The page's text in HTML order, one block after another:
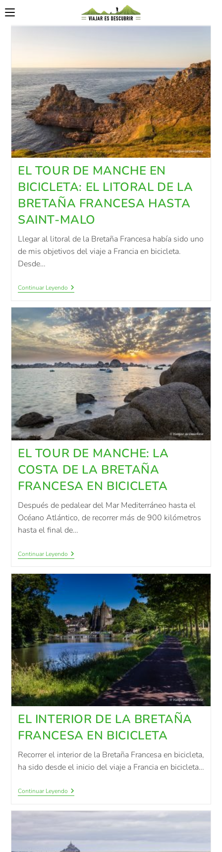
EL TOUR DE MANCHE EN
BICICLETA: EL LITORAL DE LA
BRETAÑA FRANCESA HASTA
SAINT-MALO
Llegar al litoral de la Bretaña Francesa había sido uno
de mis objetivos del viaje a Francia en bicicleta.
Desde…
Continuar Leyendo
EL TOUR DE MANCHE: LA
COSTA DE LA BRETAÑA
FRANCESA EN BICICLETA
Después de pedalear del Mar Mediterráneo hasta el
Océano Atlántico, de recorrer más de 900 kilómetros
hasta el final de…
Continuar Leyendo
EL INTERIOR DE LA BRETAÑA
FRANCESA EN BICICLETA
Recorrer el interior de la Bretaña Francesa en bicicleta,
ha sido desde el inicio del viaje a Francia en bicicleta…
Continuar Leyendo